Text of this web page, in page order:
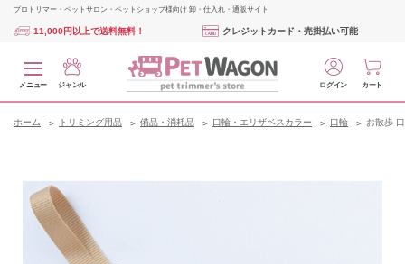
プロトリマー・ペットサロン・ペットショップ様向け 卸・仕入れ・通販サイト
11,000円以上で送料無料！ クレジットカード・売掛払い可能
メニュー ジャンル ログイン カート
ホーム トリミング用品 備品・消耗品 口輪・エリザベスカラー 口輪 お散歩